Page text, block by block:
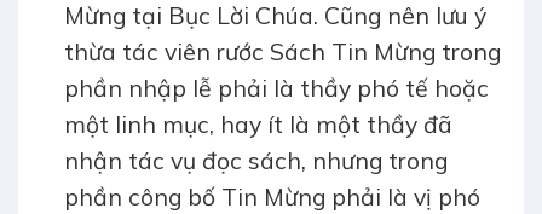
Mừng tại Bục Lời Chúa. Cũng nên lưu ý
thừa tác viên rước Sách Tin Mừng trong
phần nhập lễ phải là thầy phó tế hoặc
một linh mục, hay ít là một thầy đã
nhận tác vụ đọc sách, nhưng trong
phần công bố Tin Mừng phải là vị phó